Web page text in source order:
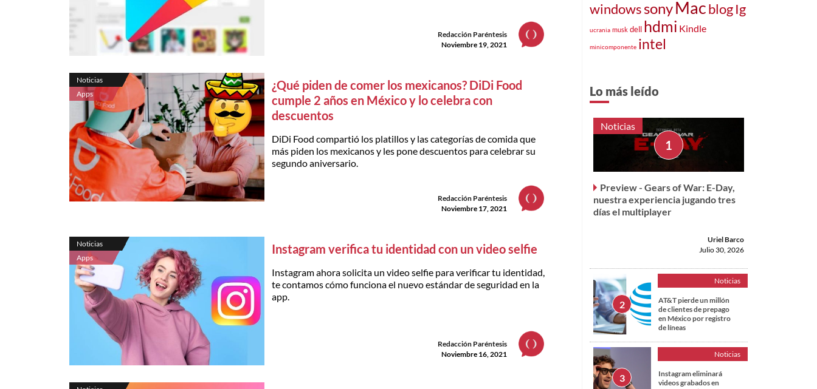
Redacción Paréntesis
Noviembre 19, 2021
Noticias
Apps
¿Qué piden de comer los mexicanos? DiDi Food
cumple 2 años en México y lo celebra con
descuentos
DiDi Food compartió los platillos y las categorías de comida que
más piden los mexicanos y les pone descuentos para celebrar su
segundo aniversario.
Redacción Paréntesis
Noviembre 17, 2021
Noticias
Apps
Instagram verifica tu identidad con un video selfie
Instagram ahora solicita un video selfie para verificar tu identidad,
te contamos cómo funciona el nuevo estándar de seguridad en la
app.
Redacción Paréntesis
Noviembre 16, 2021
windowssonyMacblogIg
ucrania musk dell hdmi Kindle
minicomponente intel
Lo más leído
Noticias
Preview - Gears of War: E-Day,
nuestra experiencia jugando tres
días el multiplayer
Uriel Barco
Julio 30, 2026
Noticias
AT&T pierde un millón
de clientes de prepago
en México por registro
de líneas
Noticias
Instagram eliminará
videos grabados en